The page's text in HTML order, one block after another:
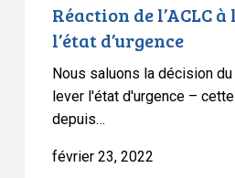
Réaction de l’ACLC
l’état d’urgence
Nous saluons la décision
lever l'état d'urgence –
depuis…
février 23, 2022